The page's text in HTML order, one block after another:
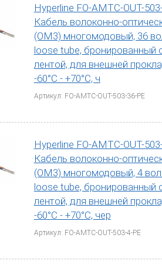
если кабель будет
защитой от
в помещении, то
в зависимости от
или морозоустойчивым
покрытием.
волоконно-оптический
волоконно-оптический
Пермь, ул. Набережная 3-я, 46а,
почтеzakaz@etp-perm.ru
Hyperline FO-AMTC-OUT-
Кабель волоконно-
(OM3) многомодовый, 36
loose tube, бронированный
лентой, для внешней
-60°С - +70°С, ч
Артикул: FO-AMTC-OUT-503-36-PE
Hyperline FO-AMTC-OUT-
Кабель волоконно-
(OM3) многомодовый, 4
loose tube, бронированный
лентой, для внешней
-60°С - +70°С, чер
Артикул: FO-AMTC-OUT-503-4-PE